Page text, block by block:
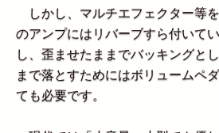
しかし、マルチエフェクター等
のアンプにはリバーブすら付いて
し、歪ませたままでバッキングと
まで落とすためにはボリュームペ
ても必要です。